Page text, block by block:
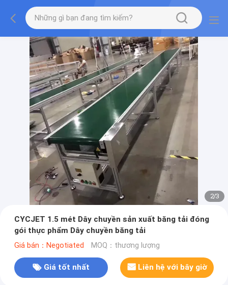
2/3
CYCJET 1.5 mét Dây chuyền sản xuất băng tải đóng
gói thực phẩm Dây chuyền băng tải
Giá bán：Negotiated MOQ：thương lượng
Giá tốt nhất Liên hệ với bây giờ